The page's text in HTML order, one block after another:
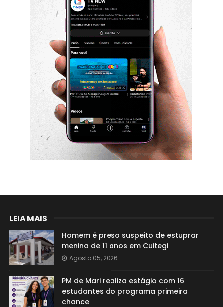
LEIA MAIS
Homem é preso suspeito de estuprar
menina de 11 anos em Cuitegi
Agosto 05, 2026
PM de Mari realiza estágio com 16
estudantes do programa primeira
chance